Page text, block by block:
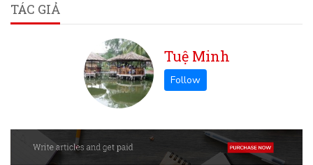
TÁC GIẢ
Tuệ Minh